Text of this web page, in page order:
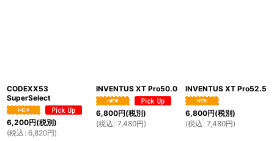
CODEXX53
SuperSelect
6,200円(税別)
(税込 : 6,820円)
INVENTUS XT Pro50.0
6,800円(税別)
(税込 : 7,480円)
INVENTUS XT Pro52.5
6,800円(税別)
(税込 : 7,480円)